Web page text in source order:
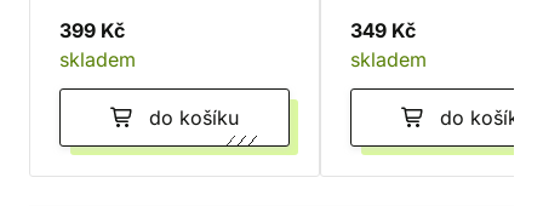
399 Kč
skladem
do košíku
349 Kč
skladem
do košíku